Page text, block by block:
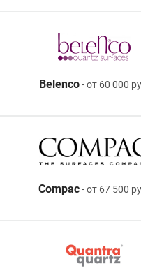
Belenco- от 60 000
Compac- от 67 500